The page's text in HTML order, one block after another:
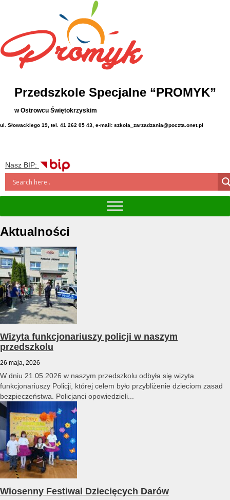
Przedszkole Specjalne “PROMYK”
w Ostrowcu Świętokrzyskim
ul. Słowackiego 19, tel. 41 262 05 43, e-mail: szkola_zarzadzania@poczta.onet.pl
Nasz BIP:
Aktualności
Wizyta funkcjonariuszy policji w naszym
przedszkolu
26 maja, 2026
W dniu 21.05.2026 w naszym przedszkolu odbyła się wizyta
funkcjonariuszy Policji, której celem było przybliżenie dzieciom zasad
bezpieczeństwa. Policjanci opowiedzieli...
Wiosenny Festiwal Dziecięcych Darów